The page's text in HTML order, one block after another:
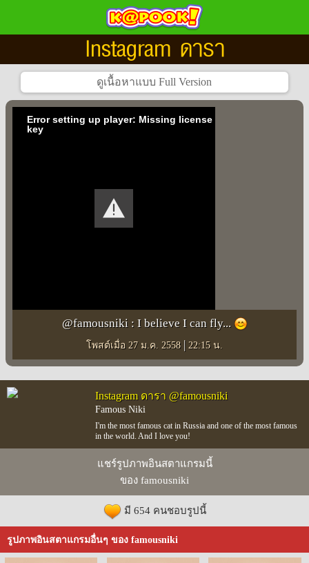
Instagram ดารา
Error setting up player: Missing license
key
@famousniki : I believe I can fly...
โพสต์เมื่อ 27 ม.ค. 2558 | 22:15 น.
Instagram ดารา @famousniki
Famous Niki
I'm the most famous cat in Russia and one of the most famous
in the world. And I love you!
แชร์รูปภาพอินสตาแกรมนี้
ของ famousniki
มี 654 คนชอบรูปนี้
รูปภาพอินสตาแกรมอื่นๆ ของ famousniki